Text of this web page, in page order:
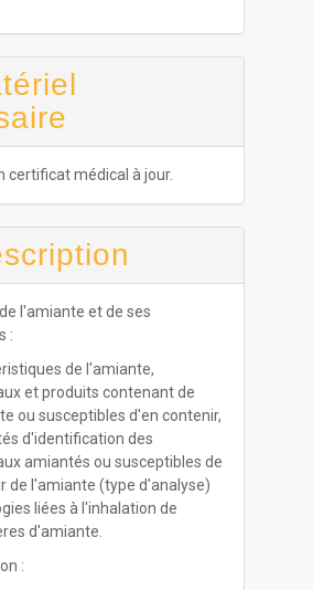
certificat médical à jour.
l'amiante et de ses
:
de l'amiante,
et produits contenant de
ou susceptibles d'en contenir,
d'identification des
amiantés ou susceptibles de
de l'amiante (type d'analyse)
liées à l'inhalation de
d'amiante.
: